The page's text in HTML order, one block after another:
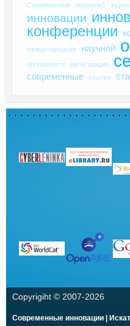
Современные
журнала1
инновации
конференции
международная научной
оргкомитете регистрация
современные ссылки
Copyrigiht © 2007-2026
Современные инновации |